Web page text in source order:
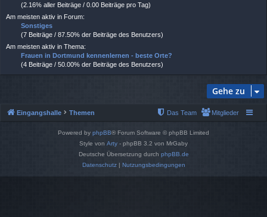
(2.16% aller Beiträge / 0.00 Beiträge pro Tag)
Am meisten aktiv in Forum:
Sonstiges
(7 Beiträge / 87.50% der Beiträge des Benutzers)
Am meisten aktiv in Thema:
Frauen in Dortmund kennenlernen - beste Orte?
(4 Beiträge / 50.00% der Beiträge des Benutzers)
Gehe zu
Eingangshalle Themen Mitglieder
Das Team
Powered by phpBB® Forum Software © phpBB Limited
Style von Arty - phpBB 3.2 von MrGaby
Deutsche Übersetzung durch phpBB.de
Datenschutz| Nutzungsbedingungen